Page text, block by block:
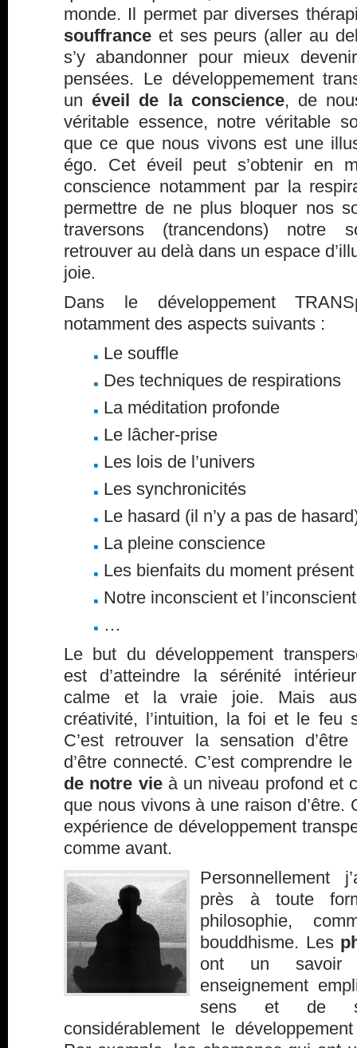
monde. Il permet par diverses
souffrance et ses peurs (aller au
s’y abandonner pour mieux
pensées. Le développemement
unéveil de la conscience, de
véritable essence, notre véritable
que ce que nous vivons est une
égo. Cet éveil peut s’obtenir en
conscience notamment par la
permettre de ne plus bloquer nos
traversons (trancendons) notre
retrouver au delà dans un espace
joie.
Dans le développement
notamment des aspects suivants :
Le souffle
Des techniques de respirations
La méditation profonde
Le lâcher-prise
Les lois de l’univers
Les synchronicités
Le hasard (il n’y a pas de
La pleine conscience
Les bienfaits du moment présent
Notre inconscient et
…
Le but du développement
est d’atteindre la sérénité
calme et la vraie joie. Mais
créativité, l’intuition, la foi et le feu
C’est retrouver la sensation d’être
d’être connecté. C’est comprendre le
de notre vieà un niveau profond et
que nous vivons à une raison d’être.
expérience de développement
comme avant.
Personnellement
près à toute
philosophie,
bouddhisme. Les
ont un savoir
enseignement
sens et de
considérablement le